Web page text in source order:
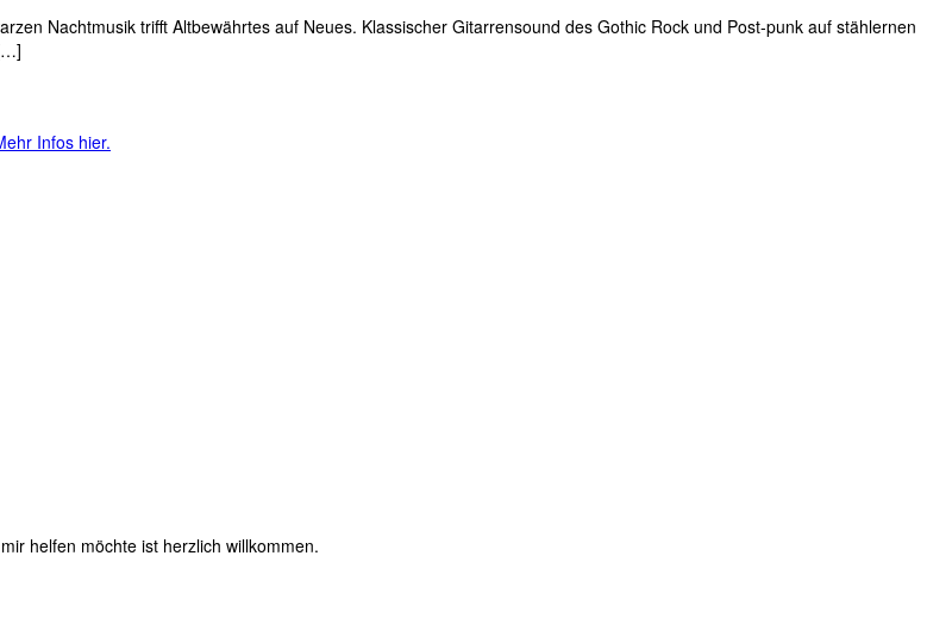
Nachtmusik trifft Altbewährtes auf Neues. Klassischer Gitarrensound des Gothic Rock und Post-punk auf stählernen
Infos hier.
helfen möchte ist herzlich willkommen.